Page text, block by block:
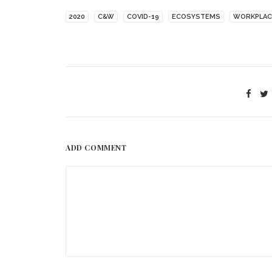
2020 C&W COVID-19 ECOSYSTEMS
ADD COMMENT